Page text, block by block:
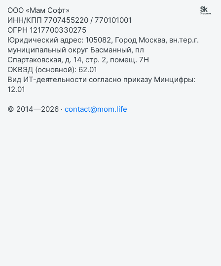
ООО «Мам Софт»
ИНН/КПП 7707455220 / 770101001
ОГРН 1217700330275
Юридический адрес: 105082, Город Москва, вн.тер.г.
муниципальный округ Басманный, пл
Спартаковская, д. 14, стр. 2, помещ. 7Н
ОКВЭД (основной): 62.01
Вид ИТ-деятельности согласно приказу Минцифры:
12.01
© 2014—2026 · contact@mom.life